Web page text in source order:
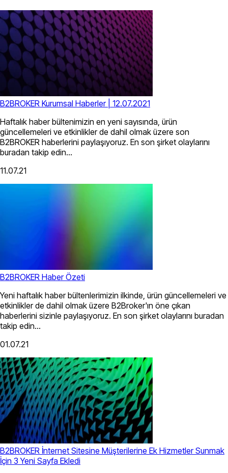
B2BROKER Kurumsal Haberler | 12.07.2021
Haftalık haber bültenimizin en yeni sayısında, ürün
güncellemeleri ve etkinlikler de dahil olmak üzere son
B2BROKER haberlerini paylaşıyoruz. En son şirket olaylarını
buradan takip edin...
11.07.21
B2BROKER Haber Özeti
Yeni haftalık haber bültenlerimizin ilkinde, ürün güncellemeleri ve
etkinlikler de dahil olmak üzere B2Broker'ın öne çıkan
haberlerini sizinle paylaşıyoruz. En son şirket olaylarını buradan
takip edin...
01.07.21
B2BROKER İnternet Sitesine Müşterilerine Ek Hizmetler Sunmak
İçin 3 Yeni Sayfa Ekledi